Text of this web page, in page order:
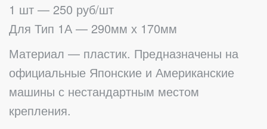
1 шт — 250 руб/шт
Для Тип 1А — 290мм х 170мм
Материал — пластик. Предназначены на
официальные Японские и Американские
машины с нестандартным местом
крепления.